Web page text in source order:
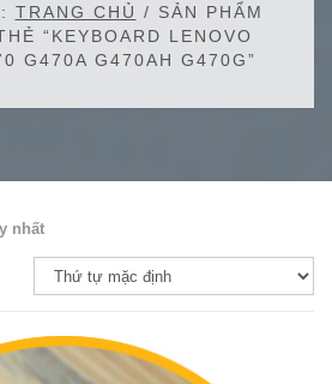
TRANG CHỦ / SẢN PHẨM
“KEYBOARD LENOVO
G470A G470AH G470G”
nhất